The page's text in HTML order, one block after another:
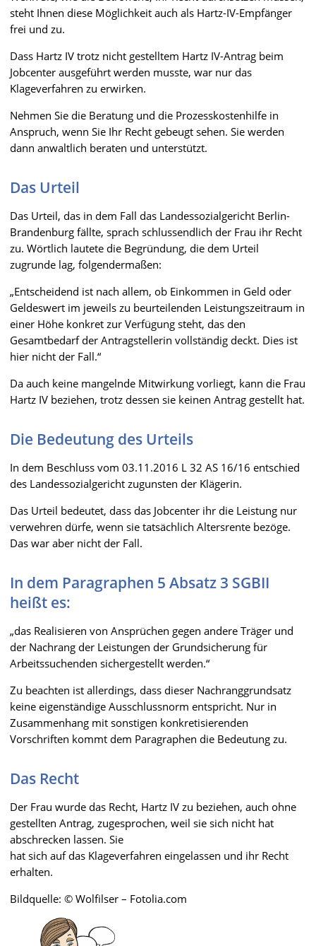
steht Ihnen diese Möglichkeit auch als Hartz-IV-Empfänger
frei und zu.
Dass Hartz IV trotz nicht gestelltem Hartz IV-Antrag beim
Jobcenter ausgeführt werden musste, war nur das
Klageverfahren zu erwirken.
Nehmen Sie die Beratung und die Prozesskostenhilfe in
Anspruch, wenn Sie Ihr Recht gebeugt sehen. Sie werden
dann anwaltlich beraten und unterstützt.
Das Urteil
Das Urteil, das in dem Fall das Landessozialgericht Berlin-
Brandenburg fällte, sprach schlussendlich der Frau ihr Recht
zu. Wörtlich lautete die Begründung, die dem Urteil
zugrunde lag, folgendermaßen:
„Entscheidend ist nach allem, ob Einkommen in Geld oder
Geldeswert im jeweils zu beurteilenden Leistungszeitraum in
einer Höhe konkret zur Verfügung steht, das den
Gesamtbedarf der Antragstellerin vollständig deckt. Dies ist
hier nicht der Fall.“
Da auch keine mangelnde Mitwirkung vorliegt, kann die Frau
Hartz IV beziehen, trotz dessen sie keinen Antrag gestellt hat.
Die Bedeutung des Urteils
In dem Beschluss vom 03.11.2016 L 32 AS 16/16 entschied
des Landessozialgericht zugunsten der Klägerin.
Das Urteil bedeutet, dass das Jobcenter ihr die Leistung nur
verwehren dürfe, wenn sie tatsächlich Altersrente bezöge.
Das war aber nicht der Fall.
In dem Paragraphen 5 Absatz 3 SGBII
heißt es:
„das Realisieren von Ansprüchen gegen andere Träger und
der Nachrang der Leistungen der Grundsicherung für
Arbeitssuchenden sichergestellt werden.“
Zu beachten ist allerdings, dass dieser Nachranggrundsatz
keine eigenständige Ausschlussnorm entspricht. Nur in
Zusammenhang mit sonstigen konkretisierenden
Vorschriften kommt dem Paragraphen die Bedeutung zu.
Das Recht
Der Frau wurde das Recht, Hartz IV zu beziehen, auch ohne
gestellten Antrag, zugesprochen, weil sie sich nicht hat
abschrecken lassen. Sie
hat sich auf das Klageverfahren eingelassen und ihr Recht
erhalten.
Bildquelle: © Wolfilser – Fotolia.com